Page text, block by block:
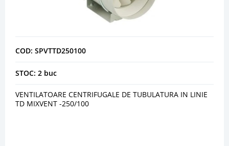
COD: SPVTTD250100
STOC: 2 buc
VENTILATOARE CENTRIFUGALE DE TUBULATURA IN LINIE
TD MIXVENT -250/100